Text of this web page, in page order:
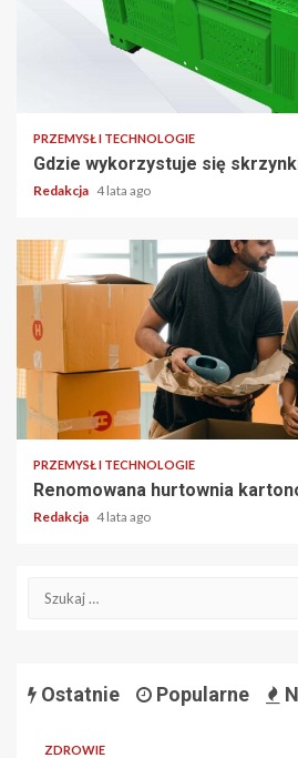
PRZEMYSŁ I TECHNOLOGIE
Gdzie wykorzystuje się
Redakcja 4 lata ago
2 min read
PRZEMYSŁ I TECHNOLOGIE
Renomowana hurtownia
Redakcja 4 lata ago
Szukaj:
Ostatnie Popularne
ZDROWIE